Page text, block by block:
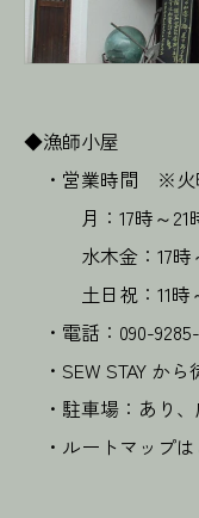
◆漁師小屋
・営業時間 ※火
月：17時～21
水木金：17時
土日祝：11時～
・電話：090-
・SEW STAY か
・駐車場：あり
・ルートマップは